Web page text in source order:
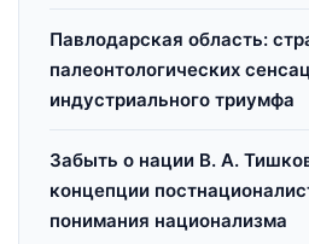
Павлодарская область:
палеонтологических
индустриального триумфа
Забыть о нации В. А.
концепции
понимания национализма